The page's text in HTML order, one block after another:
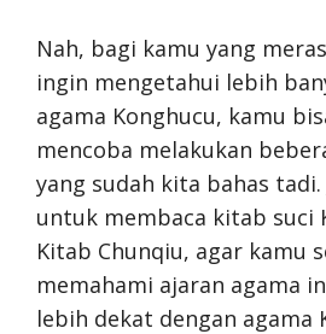
Nah, bagi kamu yang
ingin mengetahui lebih
agama Konghucu, kamu
mencoba melakukan
yang sudah kita bahas tadi.
untuk membaca kitab suci
Kitab Chunqiu, agar kamu
memahami ajaran agama
lebih dekat dengan agama